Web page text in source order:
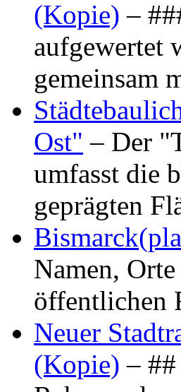
(Kopie) –
aufgewertet
gemeinsam
Ost" – Der
umfasst die
geprägten
Namen,
öffentlichen
Neuer
(Kopie) –